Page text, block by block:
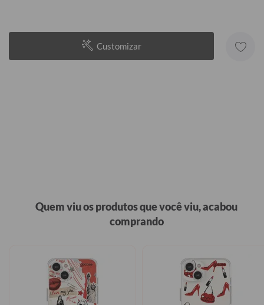
Customizar
Quem viu os produtos que você viu, acabou
comprando